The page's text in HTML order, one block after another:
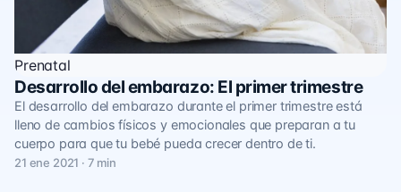
Prenatal
Desarrollo del embarazo: El primer trimestre
El desarrollo del embarazo durante el primer trimestre está
lleno de cambios físicos y emocionales que preparan a tu
cuerpo para que tu bebé pueda crecer dentro de ti.
21 ene 2021 · 7 min